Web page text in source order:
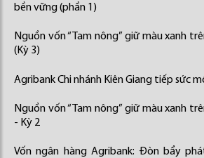
bền vững (phần 1)
Nguồn vốn “Tam nông” giữ màu xanh
(Kỳ 3)
Agribank Chi nhánh Kiên Giang tiếp sức
Nguồn vốn “Tam nông” giữ màu xanh
- Kỳ 2
Vốn ngân hàng Agribank: Đòn bẩy